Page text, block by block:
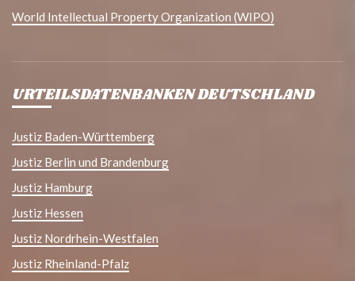
World Intellectual Property Organization (WIPO)
URTEILSDATENBANKEN DEUTSCHLAND
Justiz Baden-Württemberg
Justiz Berlin und Brandenburg
Justiz Hamburg
Justiz Hessen
Justiz Nordrhein-Westfalen
Justiz Rheinland-Pfalz